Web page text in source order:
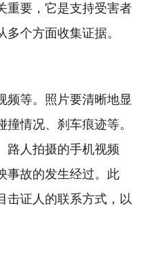
重要，它是支持受害者
个方面收集证据。
频等。照片要清晰地显
情况、刹车痕迹等。
路人拍摄的手机视频
事故的发生经过。此
击证人的联系方式，以